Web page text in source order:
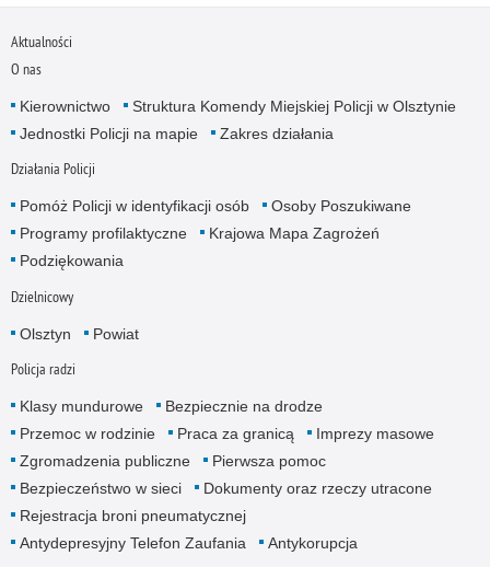
Aktualności
O nas
Kierownictwo
Struktura Komendy Miejskiej Policji w Olsztynie
Jednostki Policji na mapie
Zakres działania
Działania Policji
Pomóż Policji w identyfikacji osób
Osoby Poszukiwane
Programy profilaktyczne
Krajowa Mapa Zagrożeń
Podziękowania
Dzielnicowy
Olsztyn Powiat
Policja radzi
Klasy mundurowe
Bezpiecznie na drodze
Przemoc w rodzinie
Praca za granicą
Imprezy masowe
Zgromadzenia publiczne
Pierwsza pomoc
Bezpieczeństwo w sieci
Dokumenty oraz rzeczy utracone
Rejestracja broni pneumatycznej
Antydepresyjny Telefon Zaufania
Antykorupcja